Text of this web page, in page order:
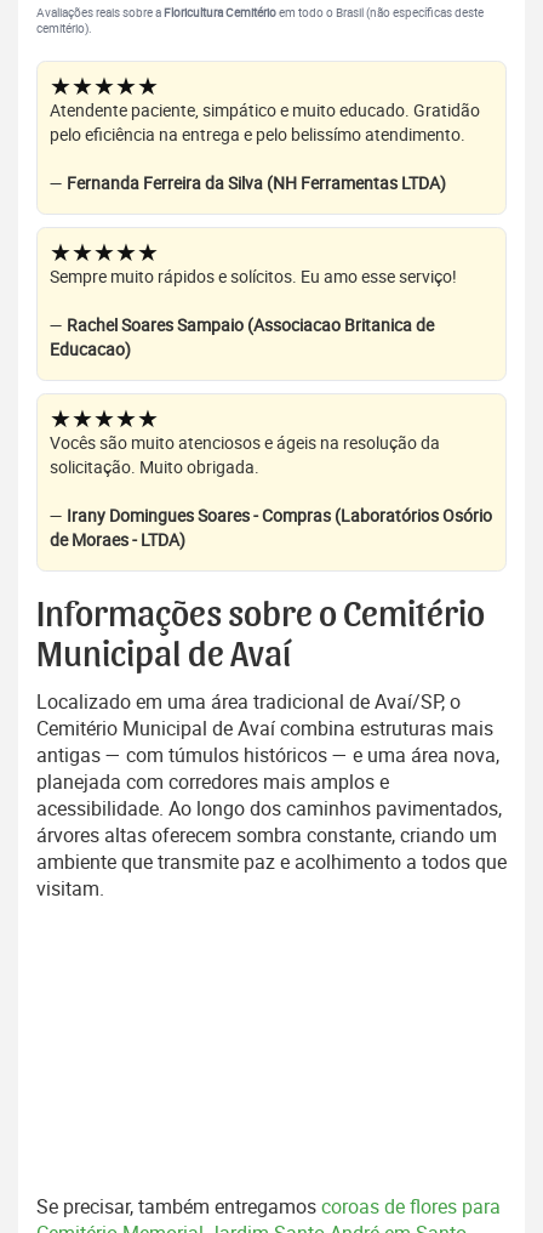
Avaliações reais sobre a Floricultura Cemitérioem todo o Brasil (não específicas deste
cemitério).
★★★★★
Atendente paciente, simpático e muito educado. Gratidão
pelo eficiência na entrega e pelo belissímo atendimento.
— Fernanda Ferreira da Silva (NH Ferramentas LTDA)
★★★★★
Sempre muito rápidos e solícitos. Eu amo esse serviço!
— Rachel Soares Sampaio (Associacao Britanica de
Educacao)
★★★★★
Vocês são muito atenciosos e ágeis na resolução da
solicitação. Muito obrigada.
— Irany Domingues Soares - Compras (Laboratórios Osório
de Moraes - LTDA)
Informações sobre o Cemitério
Municipal de Avaí
Localizado em uma área tradicional de Avaí/SP, o
Cemitério Municipal de Avaí combina estruturas mais
antigas — com túmulos históricos — e uma área nova,
planejada com corredores mais amplos e
acessibilidade. Ao longo dos caminhos pavimentados,
árvores altas oferecem sombra constante, criando um
ambiente que transmite paz e acolhimento a todos que
visitam.
Se precisar, também entregamoscoroas de flores para